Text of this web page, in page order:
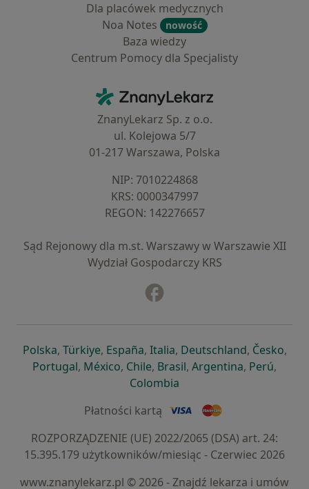
Dla placówek medycznych
Noa Notes
nowość
Baza wiedzy
Centrum Pomocy dla Specjalisty
ZnanyLekarz - Strona główna
ZnanyLekarz Sp. z o.o.
ul. Kolejowa 5/7
01-217 Warszawa, Polska
NIP: ⁠7010224868
KRS: ⁠0000347997
REGON: ⁠142276657
Sąd Rejonowy dla m.st. Warszawy w Warszawie XII
Wydział Gospodarczy KRS
Polskaotwiera się w nowej karcie
, Türkiyeotwiera się w nowej karcie
, Españaotwiera się w nowej karcie
, Italiaotwiera się w nowej
, Deutschlandotwiera się
, Česko,
Portugalotwiera się w nowej karcie
, Méxicootwiera się w nowej karcie
, Chileotwiera się w nowej karcie
, Brasilotwiera się w nowej
, Argentinaotwiera się
, Perú,
Colombia
Płatności kartą
ROZPORZĄDZENIE (UE) 2022/2065 (DSA) art. 24:
15.395.179 użytkowników/miesiąc - Czerwiec 2026
www.znanylekarz.pl © 2026 - Znajdź lekarza i umów